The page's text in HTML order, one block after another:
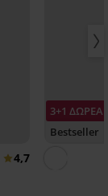
4,7
3+1
Bestseller